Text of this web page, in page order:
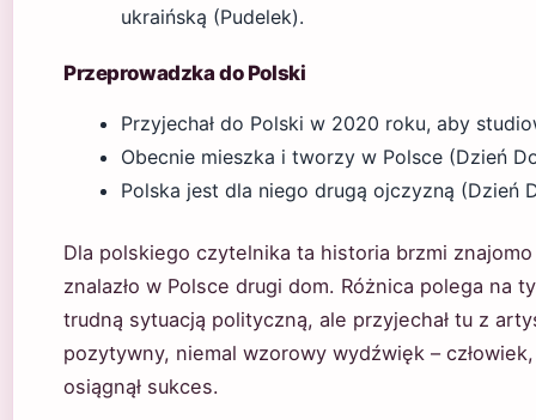
ukraińską (Pudelek).
Przeprowadzka do Polski
Przyjechał do Polski w 2020 roku, aby
Obecnie mieszka i tworzy w Polsce (Dzień
Polska jest dla niego drugą ojczyzną (Dzień
Dla polskiego czytelnika ta historia brzmi
znalazło w Polsce drugi dom. Różnica polega na
trudną sytuacją polityczną, ale przyjechał tu z
pozytywny, niemal wzorowy wydźwięk –
osiągnął sukces.